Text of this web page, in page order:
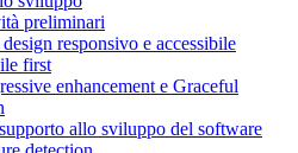
preliminari
responsivo e accessibile
first
enhancement e Graceful
allo sviluppo del software